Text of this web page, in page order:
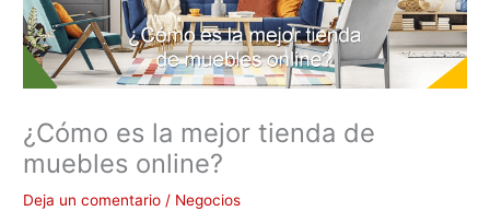
¿Cómo es la mejor tienda de
muebles online?
Deja un comentario / Negocios